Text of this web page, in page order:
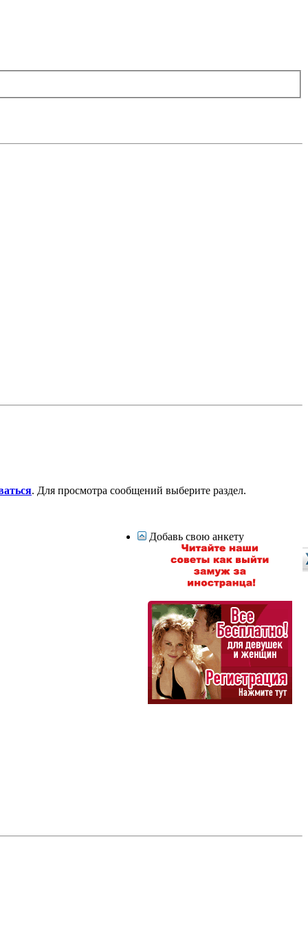
. Для просмотра сообщений выберите раздел.
Добавь свою анкету